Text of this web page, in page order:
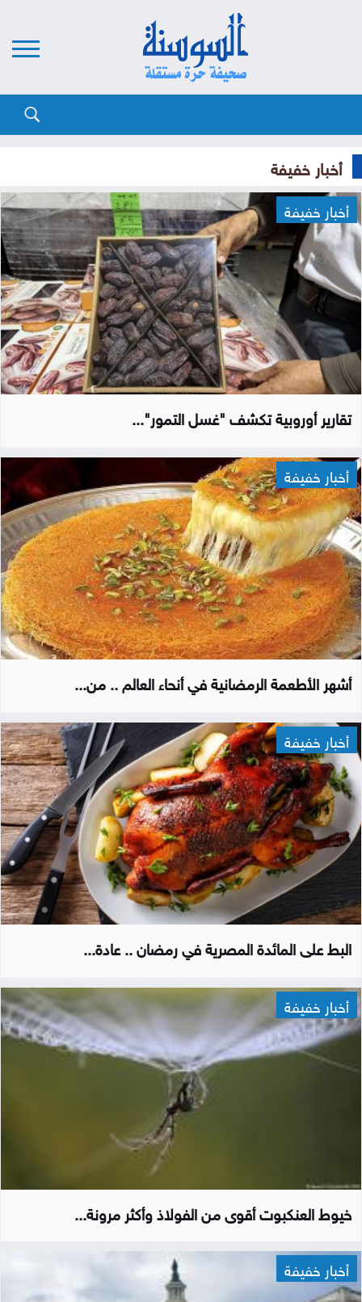
أخبار خفيفة
أخبار خفيفة
تقارير أوروبية تكشف "غسل التمور"...
أخبار خفيفة
أشهر الأطعمة الرمضانية في أنحاء العالم .. من...
أخبار خفيفة
البط على المائدة المصرية في رمضان .. عادة...
أخبار خفيفة
خيوط العنكبوت أقوى من الفولاذ وأكثر مرونة...
أخبار خفيفة